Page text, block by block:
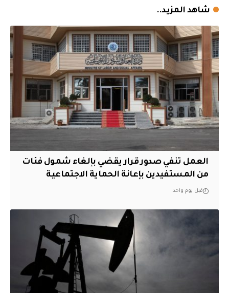
شاهد المزيد..
العمل تنفي صدور قرار يقضي بإلغاء شمول فئات
من المستفيدين بإعانة الحماية الاجتماعية
قبل يوم واحد